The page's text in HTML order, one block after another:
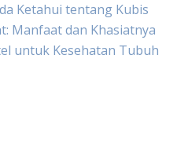
Ketahui tentang Kubis
Manfaat dan Khasiatnya
untuk Kesehatan Tubuh